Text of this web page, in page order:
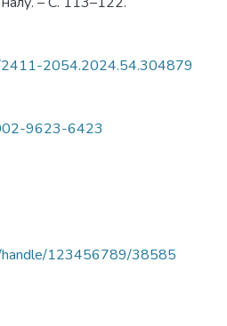
2054.2024.54.304879
9623-6423
handle/123456789/38585